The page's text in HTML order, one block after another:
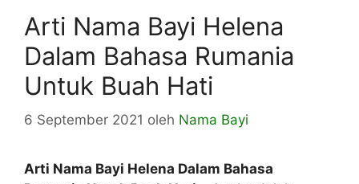
Arti Nama Bayi Helena
Dalam Bahasa Rumania
Untuk Buah Hati
6 September 2021 oleh Nama Bayi
Arti Nama Bayi Helena Dalam Bahasa